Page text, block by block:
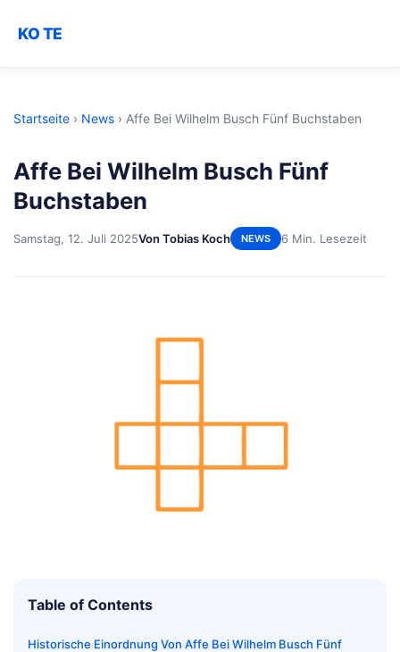
KO TE
Startseite › News › Affe Bei Wilhelm Busch Fünf Buchstaben
Affe Bei Wilhelm Busch Fünf
Buchstaben
Samstag, 12. Juli 2025Von Tobias Koch NEWS 6 Min. Lesezeit
Table of Contents
Historische Einordnung Von Affe Bei Wilhelm Busch Fünf